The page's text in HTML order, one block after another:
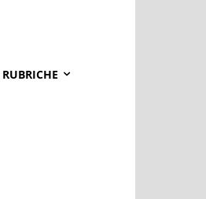
RUBRICHE